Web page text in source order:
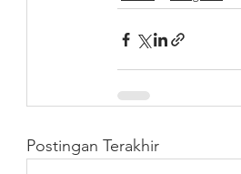
Postingan Terakhir